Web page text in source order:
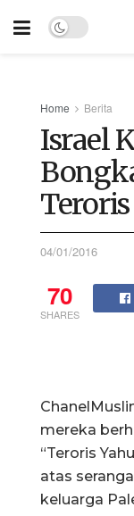
Home Berita
Israel
04/01/2016
70
SHARES
mereka
“Teroris
atas
keluarga